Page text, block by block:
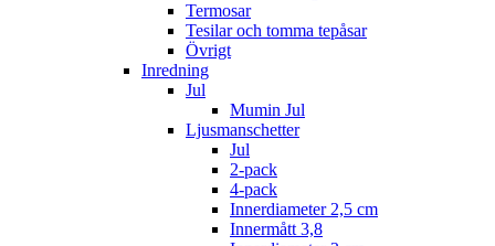
Termosar
Tesilar och tomma tepåsar
Övrigt
Inredning
Jul
Mumin Jul
Ljusmanschetter
Jul
2-pack
4-pack
Innerdiameter 2,5 cm
Innermått 3,8